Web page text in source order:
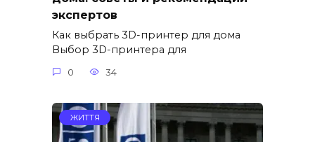
экспертов
Как выбрать 3D-принтер для дома
Выбор 3D-принтера для
0 34
ЖИТТЯ